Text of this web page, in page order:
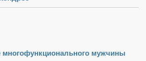
многофункционального мужчины